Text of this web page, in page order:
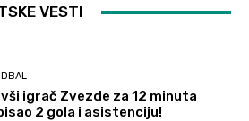
VESTI
igrač Zvezde za 12 minuta
2 gola i asistenciju!